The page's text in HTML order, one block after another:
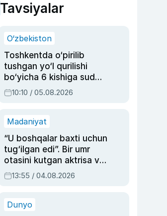
Tavsiyalar
O‘zbekiston
Toshkentda o‘pirilib
tushgan yo‘l qurilishi
bo‘yicha 6 kishiga sud
hukmi o‘qildi
10:10 / 05.08.2026
Madaniyat
“U boshqalar baxti uchun
tug‘ilgan edi”. Bir umr
otasini kutgan aktrisa va
dublyaj ustasi Rimma
Ahmedovaning
13:55 / 04.08.2026
Dunyo